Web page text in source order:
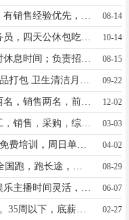
08-14
邢台一中新校区内部食堂招聘服务员，四天公休包吃住，有意者联系电话18732903839 10-14
08-15
09-22
邢台桥西知名月子中心招聘护士两名，销售两名，前台一名，待遇丰厚，详细咨询15233956186 12-02
会宁西外环钢材五金市场招聘普工，销售，采购，综合文员，有意者联系15953181270先贤、南和同时招聘 03-03
音频运营岗位，薪资3000+提成，免费培训，周日单休，法定节假日休，年轻团队，氛围好，电话18131937736 04-02
08-29
06-07
万达运动品牌招聘优秀导购员1名。35周以下，底薪➕提成➕5险➕公休等多种福利。电话：13323099359 02-27